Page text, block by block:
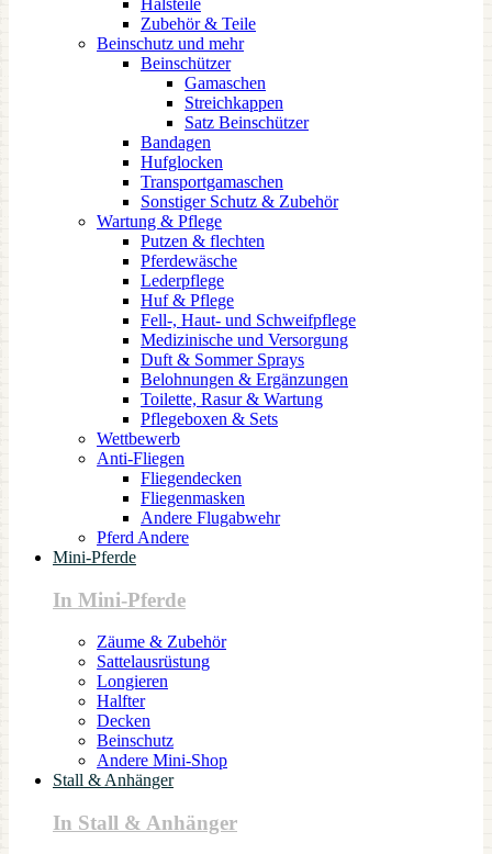
Zubehör & Teile
Beinschutz und mehr
Beinschützer
Gamaschen
Streichkappen
Satz Beinschützer
Bandagen
Hufglocken
Transportgamaschen
Sonstiger Schutz & Zubehör
Wartung & Pflege
Putzen & flechten
Pferdewäsche
Lederpflege
Huf & Pflege
Fell-, Haut- und Schweifpflege
Medizinische und Versorgung
Duft & Sommer Sprays
Belohnungen & Ergänzungen
Toilette, Rasur & Wartung
Pflegeboxen & Sets
Wettbewerb
Anti-Fliegen
Fliegendecken
Fliegenmasken
Andere Flugabwehr
Pferd Andere
Mini-Pferde
In Mini-Pferde
Zäume & Zubehör
Sattelausrüstung
Longieren
Halfter
Decken
Beinschutz
Andere Mini-Shop
Stall & Anhänger
In Stall & Anhänger